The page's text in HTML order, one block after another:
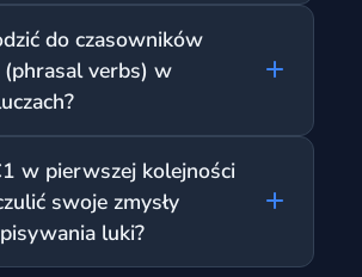
tak zwanych zdań
(cleft sentences), bardzo
idiomów i
take something into account),
inwersji. Często trzeba
całą strukturę, a nie tylko
Przykład: "I liked the music
do czasowników
verbs) w
słownictwa. Słowo klucz
przyimkiem (np. OUT, UP) od
Zawsze musisz
o dobranie prawidłowej
w pierwszej kolejności
swoje zmysły
luki?